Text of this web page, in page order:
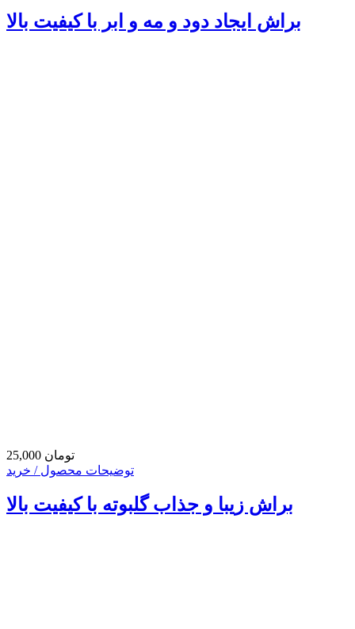
براش ایجاد دود و مه و ابر با کیفیت بالا
25,000 تومان
توضیحات محصول / خرید
براش زیبا و جذاب گلبوته با کیفیت بالا